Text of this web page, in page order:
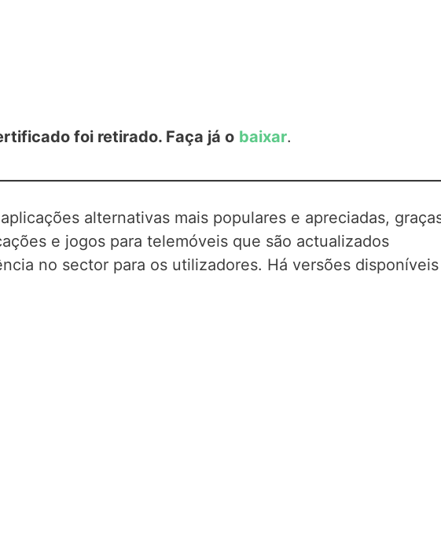
foi retirado. Faça já o baixar.
alternativas mais populares e apreciadas,
e jogos para telemóveis que são actualizados
no sector para os utilizadores. Há versões disponíveis